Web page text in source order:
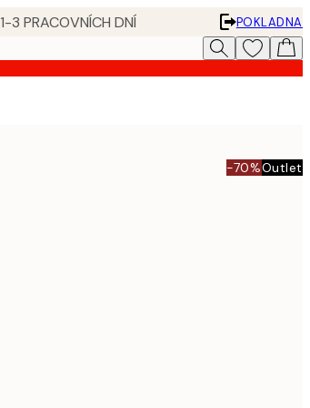
3 PRACOVNÍCH DNÍ
POKLADNA
-70%Outlet